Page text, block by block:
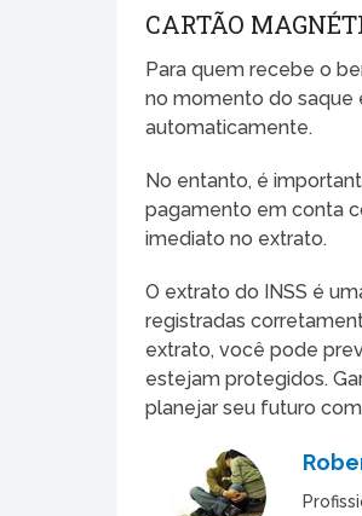
CARTÃO
Para quem recebe o
no momento do saque
automaticamente.
No entanto, é
pagamento em conta
imediato no extrato.
O extrato do INSS é
registradas
extrato, você pode
estejam protegidos.
planejar seu futuro